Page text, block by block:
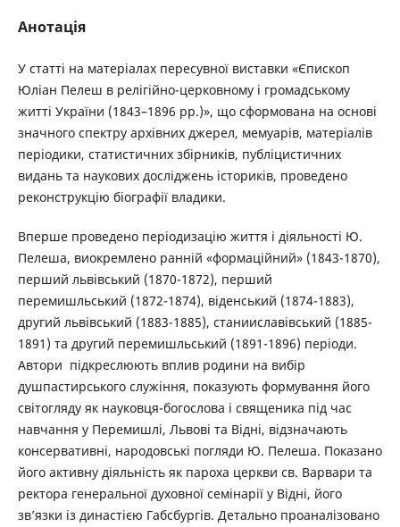
Анотація
У статті на матеріалах пересувної виставки «Єпископ
Юліан Пелеш в релігійно-церковному і громадському
житті України (1843–1896 рр.)», що сформована на основі
значного спектру архівних джерел, мемуарів, матеріалів
періодики, статистичних збірників, публіцистичних
видань та наукових досліджень істориків, проведено
реконструкцію біографії владики.
Вперше проведено періодизацію життя і діяльності Ю.
Пелеша, виокремлено ранній «формаційний» (1843-1870),
перший львівський (1870-1872), перший
перемишльський (1872-1874), віденський (1874-1883),
другий львівський (1883-1885), станииславівський (1885-
1891) та другий перемишльський (1891-1896) періоди.
Автори підкреслюють вплив родини на вибір
душпастирського служіння, показують формування його
світогляду як науковця-богослова і священика під час
навчання у Перемишлі, Львові та Відні, відзначають
консервативні, народовські погляди Ю. Пелеша. Показано
його активну діяльність як пароха церкви св. Варвари та
ректора генеральної духовної семінарії у Відні, його
зв’язки із династією Габсбургів. Детально проаналізовано